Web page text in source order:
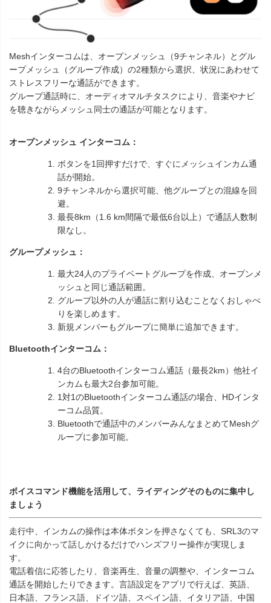
Meshインターコムは、オープンメッシュ（9チャンネル）とグル
ープメッシュ（グループ作成）の2種類から選択、状況にあわせて
ストレスフリーな通話ができます。
グループ通話時に、オーディオマルチタスクにより、音楽やナビ
を聴きながらメッシュ同士の通話が可能となります。
オープンメッシュ インターコム：
ボタンを1回押すだけで、すぐにメッシュインカム通
話が開始。
9チャンネルから選択可能、他グループとの混線を回
避。
最長8km（1.6 km間隔で最低6台以上）で通話人数制
限なし。
グループメッシュ：
最大24人のプライベートグループを作成、オープンメ
ッシュと同じ通話範囲。
グループ以外の人が通話に割り込むことなくおしゃべ
りを楽しめます。
新規メンバーもグループに簡単に追加できます。
Bluetoothインターコム：
4台のBluetoothインターコム通話（最長2km）他社イ
ンカムも最大2台参加可能。
1対1のBluetoothインターコム通話の場合、HDインタ
ーコム品質。
Bluetoothで通話中のメンバーみんなまとめてMeshグ
ループに参加可能。
ボイスコマンド機能を活用して、ライディングそのものに集中し
ましょう
走行中、インカムの操作は本体ボタンを押さなくても、SRL3のマ
イクに向かって話しかけるだけでハンズフリー操作が実現しま
す。
電話着信に応答したり、音楽再生、音量の調整や、インターコム
通話を開始したりできます。言語設定をアプリで行えば、英語、
日本語、フランス語、ドイツ語、スペイン語、イタリア語、中国